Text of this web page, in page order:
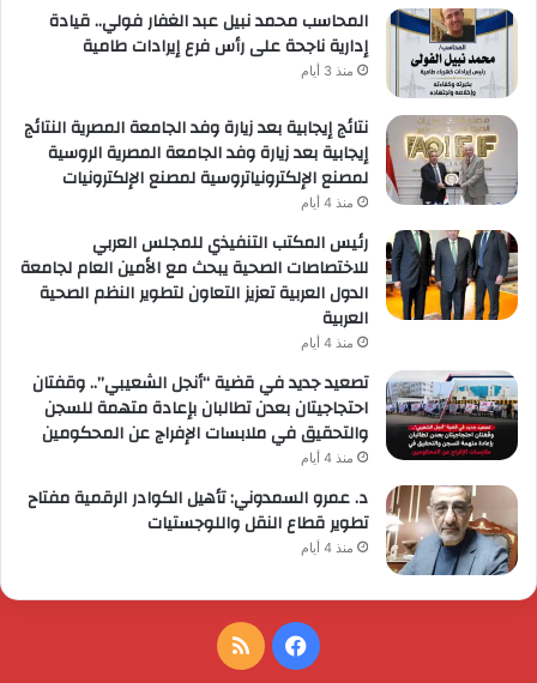
المحاسب محمد نبيل عبد الغفار فولي.. قيادة
إدارية ناجحة على رأس فرع إيرادات طامية
منذ 3 أيام
نتائج إيجابية بعد زيارة وفد الجامعة المصرية النتائج
إيجابية بعد زيارة وفد الجامعة المصرية الروسية
لمصنع الإلكترونياتروسية لمصنع الإلكترونيات
منذ 4 أيام
رئيس المكتب التنفيذي للمجلس العربي
للاختصاصات الصحية يبحث مع الأمين العام لجامعة
الدول العربية تعزيز التعاون لتطوير النظم الصحية
العربية
منذ 4 أيام
تصعيد جديد في قضية “أنجل الشعيبي”.. وقفتان
احتجاجيتان بعدن تطالبان بإعادة متهمة للسجن
والتحقيق في ملابسات الإفراج عن المحكومين
منذ 4 أيام
د. عمرو السمدوني: تأهيل الكوادر الرقمية مفتاح
تطوير قطاع النقل واللوجستيات
منذ 4 أيام
فيسبوكملخص